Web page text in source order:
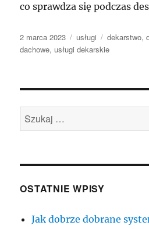
co sprawdza się podczas
Data
publikacji
2 marca 2023 Kategorie
usługi Tagi
dekarstwo,
dachowe, usługi dekarskie
Szukaj:
OSTATNIE WPISY
Jak dobrze dobrane